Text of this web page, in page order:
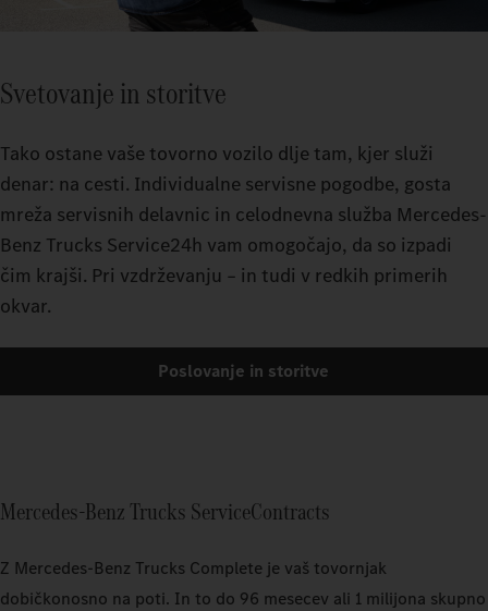
Svetovanje in storitve
Tako ostane vaše tovorno vozilo dlje tam, kjer služi
denar: na cesti. Individualne servisne pogodbe, gosta
mreža servisnih delavnic in celodnevna služba Mercedes-
Benz Trucks Service24h vam omogočajo, da so izpadi
čim krajši. Pri vzdrževanju – in tudi v redkih primerih
okvar.
Poslovanje in storitve
Mercedes-Benz Trucks ServiceContracts
Z Mercedes‑Benz Trucks Complete je vaš tovornjak
dobičkonosno na poti. In to do 96 mesecev ali 1 milijona skupno